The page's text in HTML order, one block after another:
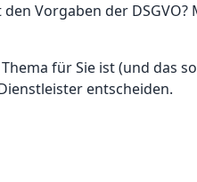
Vorgaben der
für Sie ist (und das
entscheiden.